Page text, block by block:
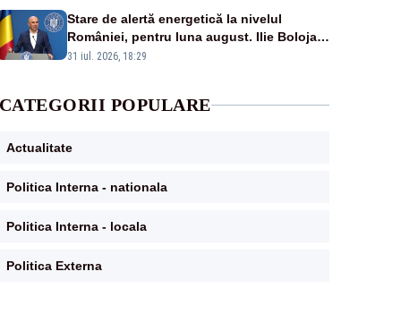
Stare de alertă energetică la nivelul
României, pentru luna august. Ilie Bolojan
a anunțat importuri și posibile restricții –
31 iul. 2026, 18:29
CATEGORII POPULARE
Actualitate
Politica Interna - nationala
Politica Interna - locala
Politica Externa